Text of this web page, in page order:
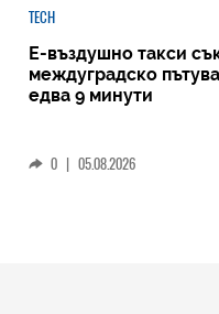
TECH
Е-въздушно такси
междуградско
едва 9 минути
0 | 05.08.2026